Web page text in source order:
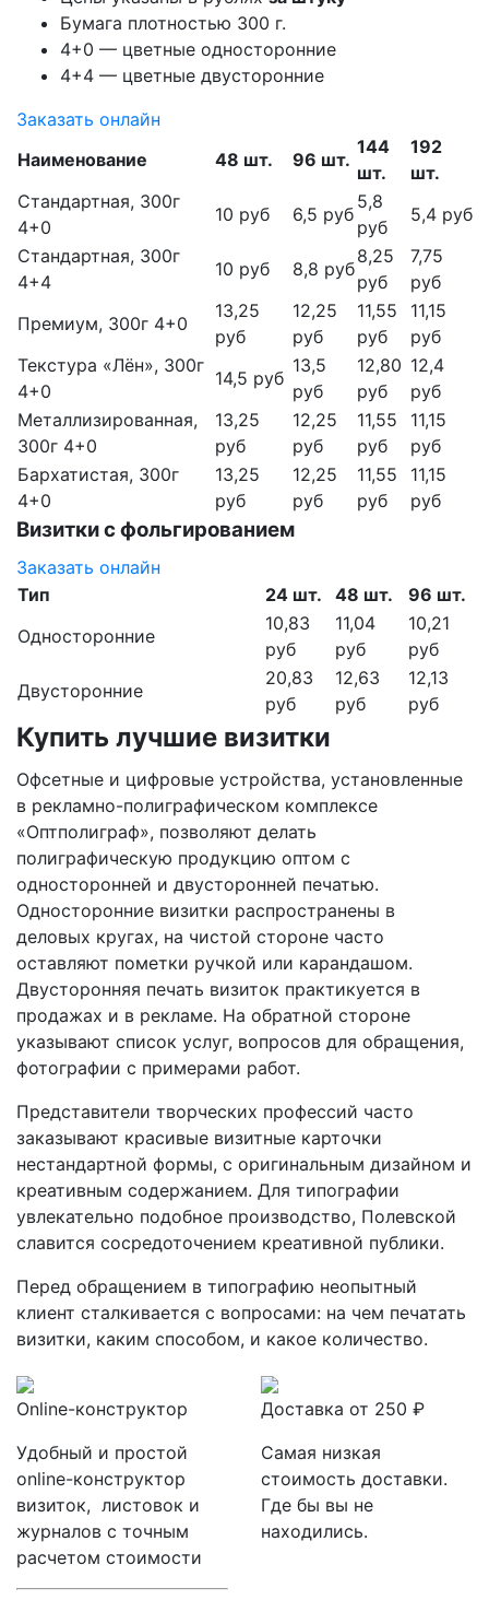
Бумага плотностью 300 г.
4+0 — цветные односторонние
4+4 — цветные двусторонние
Заказать онлайн
Наименование
48 шт. 96 шт.
144
шт.
192
шт.
Стандартная, 300г
4+0
10 руб 6,5 руб
5,8
руб
5,4 руб
Стандартная, 300г
4+4
10 руб 8,8 руб
8,25
руб
7,75
руб
Премиум, 300г 4+0
13,25
руб
12,25
руб
11,55
руб
11,15
руб
Текстура «Лён», 300г
4+0
14,5 руб
13,5
руб
12,80
руб
12,4
руб
Металлизированная,
300г 4+0
13,25
руб
12,25
руб
11,55
руб
11,15
руб
Бархатистая, 300г
4+0
13,25
руб
12,25
руб
11,55
руб
11,15
руб
Визитки с фольгированием
Заказать онлайн
Тип
24 шт. 48 шт.
96 шт.
Односторонние
10,83
руб
11,04
руб
10,21
руб
Двусторонние
20,83
руб
12,63
руб
12,13
руб
Купить лучшие визитки
Офсетные и цифровые устройства, установленные
в рекламно-полиграфическом комплексе
«Оптполиграф», позволяют делать
полиграфическую продукцию оптом с
односторонней и двусторонней печатью.
Односторонние визитки распространены в
деловых кругах, на чистой стороне часто
оставляют пометки ручкой или карандашом.
Двусторонняя печать визиток практикуется в
продажах и в рекламе. На обратной стороне
указывают список услуг, вопросов для обращения,
фотографии с примерами работ.
Представители творческих профессий часто
заказывают красивые визитные карточки
нестандартной формы, с оригинальным дизайном и
креативным содержанием. Для типографии
увлекательно подобное производство, Полевской
славится сосредоточением креативной публики.
Перед обращением в типографию неопытный
клиент сталкивается с вопросами: на чем печатать
визитки, каким способом, и какое количество.
Online-конструктор
Удобный и простой
online-конструктор
визиток, листовок и
журналов с точным
расчетом стоимости
Доставка от 250 ₽
Самая низкая
стоимость доставки.
Где бы вы не
находились.